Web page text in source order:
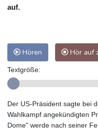
auf.
Hören Hör auf
Textgröße:
Der US-Präsident sagte bei
Wahlkampf angekündigten
Dome" werde nach seiner